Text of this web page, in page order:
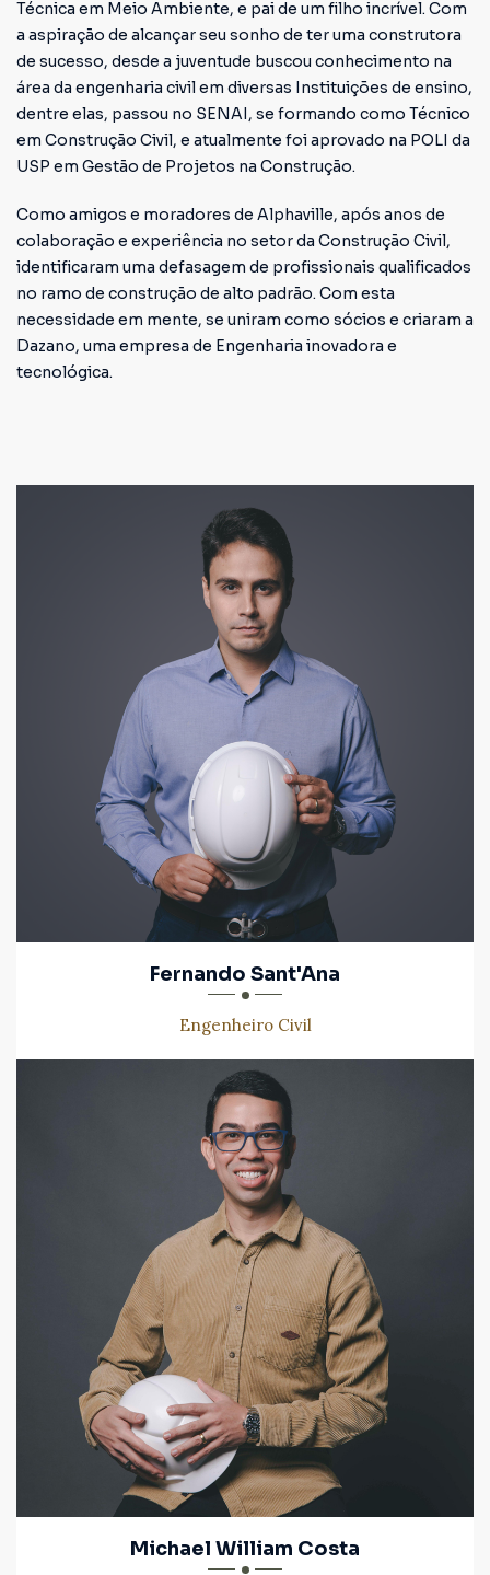
Técnica em Meio Ambiente, e pai de um filho incrível. Com
a aspiração de alcançar seu sonho de ter uma construtora
de sucesso, desde a juventude buscou conhecimento na
área da engenharia civil em diversas Instituições de ensino,
dentre elas, passou no SENAI, se formando como Técnico
em Construção Civil, e atualmente foi aprovado na POLI da
USP em Gestão de Projetos na Construção.
Como amigos e moradores de Alphaville, após anos de
colaboração e experiência no setor da Construção Civil,
identificaram uma defasagem de profissionais qualificados
no ramo de construção de alto padrão. Com esta
necessidade em mente, se uniram como sócios e criaram a
Dazano, uma empresa de Engenharia inovadora e
tecnológica.
Fernando Sant'Ana
Engenheiro Civil
Michael William Costa